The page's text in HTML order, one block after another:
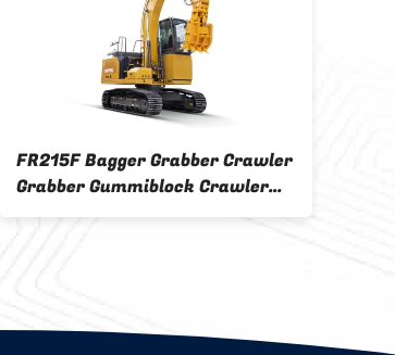
FR215F Bagger Grabber Crawler
Grabber Gummiblock Crawler
3+2 2000rpm Mechanischer